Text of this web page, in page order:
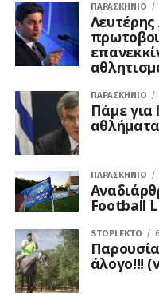
ΠΑΡΑΣΚΉΝΙΟ
ΠΑΡΑΣΚΉΝΙΟ
Πάμε για
ΠΑΡΑΣΚΉΝΙΟ
Football
STOPLEKTO
άλογο!!!